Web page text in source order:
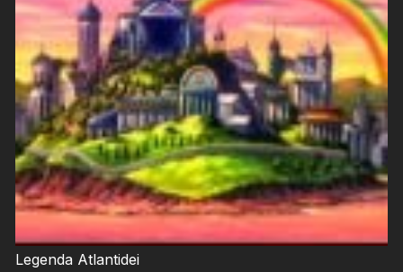
Legenda Atlantidei